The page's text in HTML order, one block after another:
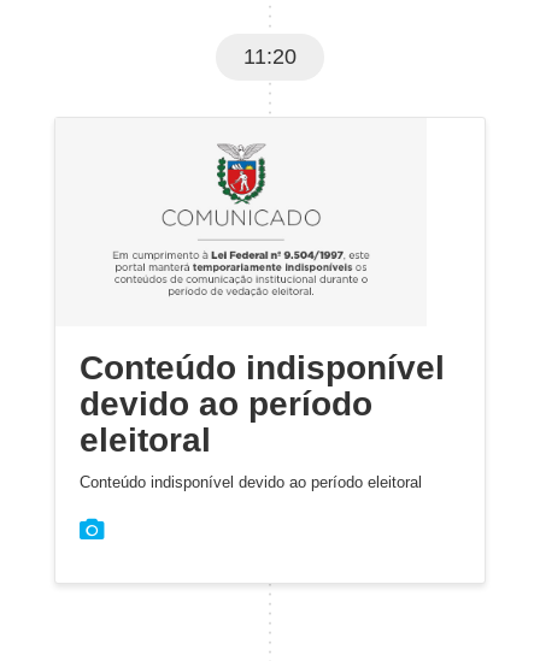
11:20
Conteúdo indisponível
devido ao período
eleitoral
Conteúdo indisponível devido ao período eleitoral